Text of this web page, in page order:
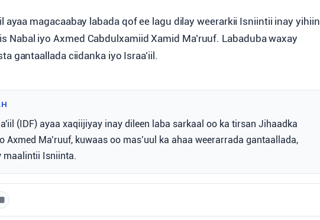
ayaa magacaabay labada qof ee lagu dilay weerarkii Isniintii inay yihiin
Nabal iyo Axmed Cabdulxamiid Xamid Ma’ruuf. Labaduba waxay
gantaallada ciidanka iyo Israa’iil.
(IDF) ayaa xaqiijiyay inay dileen laba sarkaal oo ka tirsan Jihaadka
Axmed Ma’ruuf, kuwaas oo mas’uul ka ahaa weerarrada gantaallada,
maalintii Isniinta.